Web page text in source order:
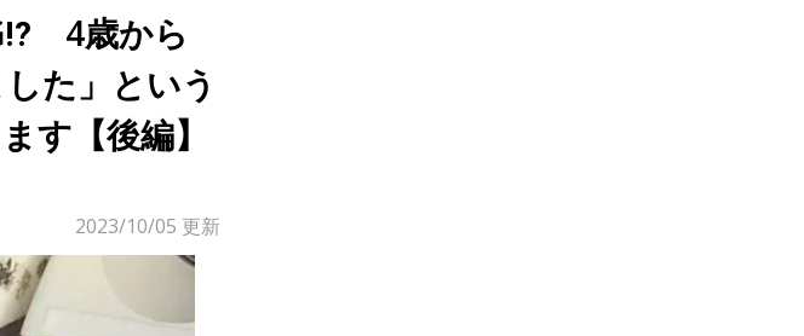
4歳から
た」という
す【後編】
2023/10/05 更新